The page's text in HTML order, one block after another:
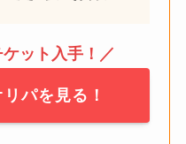
ット入手！／
パを見る！